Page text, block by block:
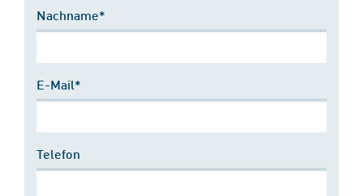
Nachname*
E-Mail*
Telefon